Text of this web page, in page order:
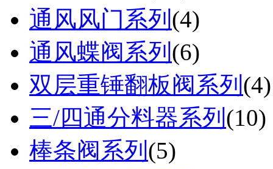
通风风门系列 (4)
通风蝶阀系列 (6)
双层重锤翻板阀系列 (4)
三/四通分料器系列 (10)
棒条阀系列 (5)